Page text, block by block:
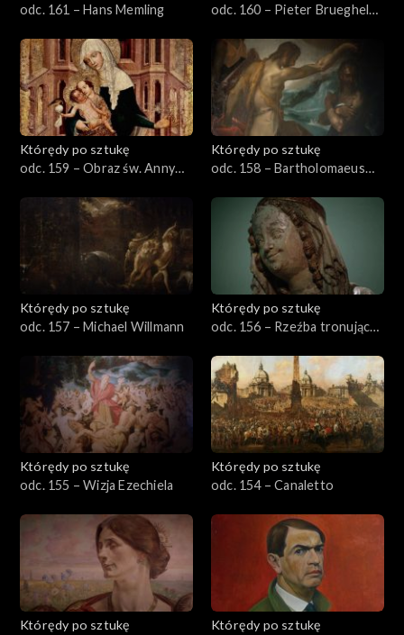
odc. 161 – Hans Memling
odc. 160 – Pieter Brueghel
Którędy po sztukę
odc. 159 – Obraz św. Anny
Którędy po sztukę
odc. 158 – Bartholomaeus
Którędy po sztukę
odc. 157 – Michael Willmann
Którędy po sztukę
odc. 156 – Rzeźba tronującej
Którędy po sztukę
odc. 155 – Wizja Ezechiela
Którędy po sztukę
odc. 154 – Canaletto
Którędy po sztukę
Którędy po sztukę